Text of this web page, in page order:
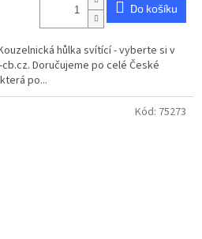
Do košíku
hůlka svítící - vyberte si v
Doručujeme po celé České
po...
Kód: 75273